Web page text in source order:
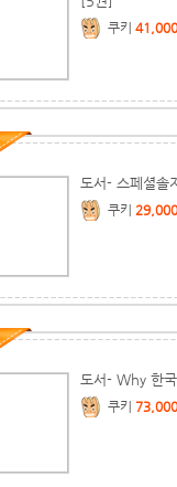
쿠키 41,000
도서- 스페셜솔
쿠키 29,000
도서- Why 한
쿠키 73,000